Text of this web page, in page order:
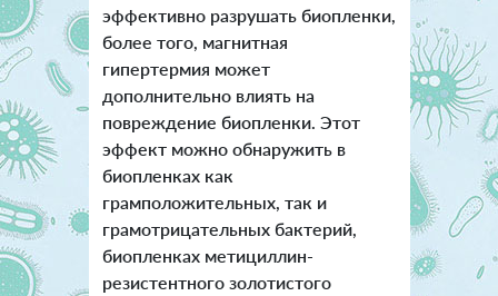
эффективно разрушать биопленки,
более того, магнитная
гипертермия может
дополнительно влиять на
повреждение биопленки. Этот
эффект можно обнаружить в
биопленках как
грамположительных, так и
грамотрицательных бактерий,
биопленках метициллин-
резистентного золотистого